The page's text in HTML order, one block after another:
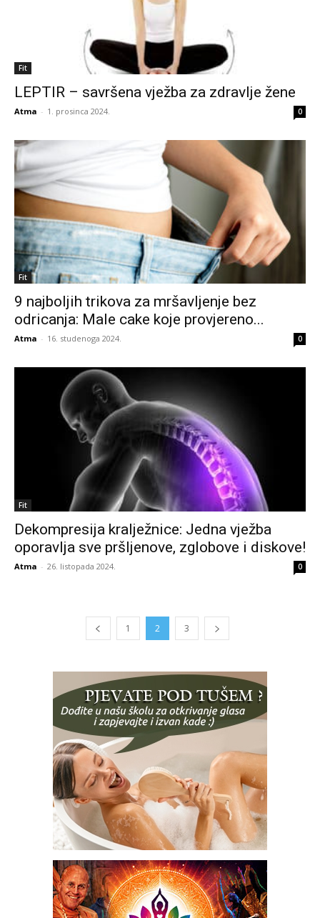
Fit
LEPTIR – savršena vježba za zdravlje žene
Atma - 1. prosinca 2024. 0
Fit
9 najboljih trikova za mršavljenje bez
odricanja: Male cake koje provjereno...
Atma - 16. studenoga 2024. 0
Fit
Dekompresija kralježnice: Jedna vježba
oporavlja sve pršljenove, zglobove i diskove!
Atma - 26. listopada 2024. 0
1 2 3